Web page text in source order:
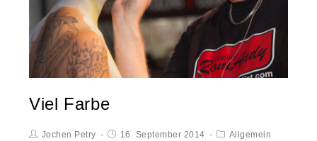
Viel Farbe
Jochen Petry 16. September 2014 Allgemein